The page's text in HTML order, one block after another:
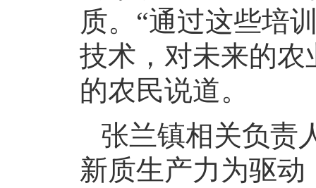
质。“通过这些培
技术，对未来的农
的农民说道。
张兰镇相关负责
新质生产力为驱